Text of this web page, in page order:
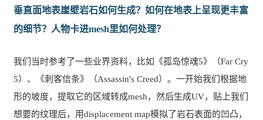
垂直面地表崖壁岩石如何生成？如何在地表上呈现更丰富
的细节？人物卡进mesh里如何处理？
我们当时参考了一些业界资料，比如《孤岛惊魂5》（Far Cry
5）、《刺客信条》（Assassin's Creed）。一开始我们根据地
形的坡度，提取它的区域转成mesh，然后生成UV，贴上我们
想要的纹理后，用displacement map模拟了岩石表面的凹凸，